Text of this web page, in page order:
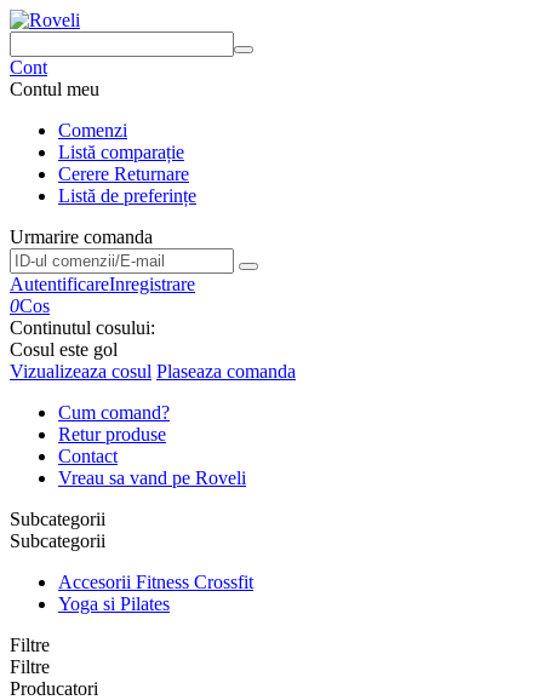
Cont
Contul meu
Comenzi
Listă comparație
Cerere Returnare
Listă de preferințe
Urmarire comanda
Urmarire comanda
AutentificareInregistrare
0Cos
Continutul cosului:
Cosul este gol
Vizualizeaza cosul Plaseaza comanda
Cum comand?
Retur produse
Contact
Vreau sa vand pe Roveli
Subcategorii
Subcategorii
Accesorii Fitness Crossfit
Yoga si Pilates
Filtre
Filtre
Producatori